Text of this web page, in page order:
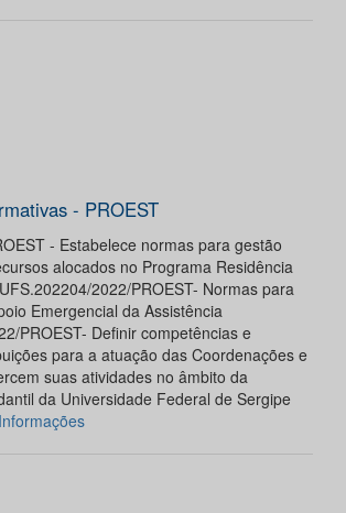
- PROEST
- Estabelece normas para gestão
alocados no Programa Residência
2022/PROEST- Normas para
Emergencial da Assistência
PROEST- Definir competências e
para a atuação das Coordenações e
suas atividades no âmbito da
da Universidade Federal de Sergipe